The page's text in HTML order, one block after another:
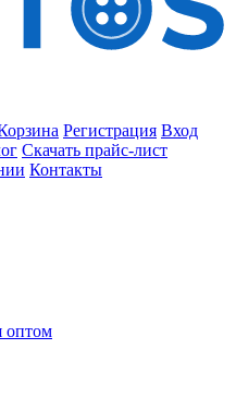
Регистрация Вход
Скачать прайс-лист
Контакты
оптом